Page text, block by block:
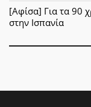
[Αφίσα] Για τα 90
στην Ισπανία